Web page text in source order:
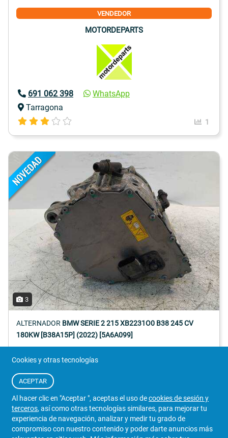
VENDEDOR
MOTORDEPARTS
691 062 398
WhatsApp
Tarragona
1
3
ALTERNADOR BMW SERIE 2 215 XB2231O0 B38 245 CV
180KW [B38A15P] (2022) [5A6A099]
Iva Incluido 0037487/189
VENDEDOR
MOTORDEPARTS
Cookies y otras tecnologías
ACEPTAR
Al hacer clic en "Aceptar ", aceptas el uso decookies de sesión y
terceros, así como otras tecnologías similares, para mejorar tu
experiencia de navegación, analizar y medir tu grado de
compromiso con nuestro contenido y poder darte anuncios más